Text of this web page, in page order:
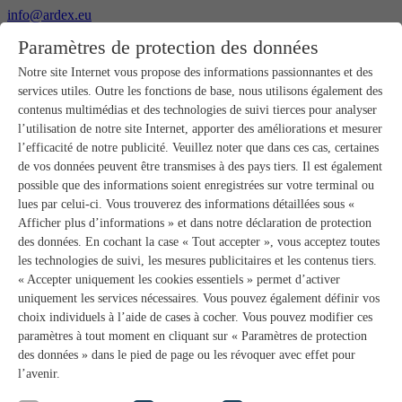
info@ardex.eu
Français
Produits
Aperçu des produits
Gros-œuvre
Pose de chape
Primaires et préparation de supports
Enduits de ragréage pour sols
Étanchéités
Mortiers-colles carrelage
Mortiers de jointoiement
Étanchéités pour joints
Colles d’assemblage
Pose de pierres naturelles
Colles pour revêtements de sols et parquets
Enduits de ragréage muraux
Accessoires
PANDOMO®
Paramètres de protection des données
Notre site Internet vous propose des informations passionnantes et des
services utiles. Outre les fonctions de base, nous utilisons également des
contenus multimédias et des technologies de suivi tierces pour analyser
l’utilisation de notre site Internet, apporter des améliorations et mesurer
l’efficacité de notre publicité. Veuillez noter que dans ces cas, certaines
de vos données peuvent être transmises à des pays tiers. Il est également
possible que des informations soient enregistrées sur votre terminal ou
lues par celui-ci. Vous trouverez des informations détaillées sous «
Afficher plus d’informations » et dans notre déclaration de protection
des données. En cochant la case « Tout accepter », vous acceptez toutes
les technologies de suivi, les mesures publicitaires et les contenus tiers.
« Accepter uniquement les cookies essentiels » permet d’activer
uniquement les services nécessaires. Vous pouvez également définir vos
choix individuels à l’aide de cases à cocher. Vous pouvez modifier ces
paramètres à tout moment en cliquant sur « Paramètres de protection
des données » dans le pied de page ou les révoquer avec effet pour
l’avenir.